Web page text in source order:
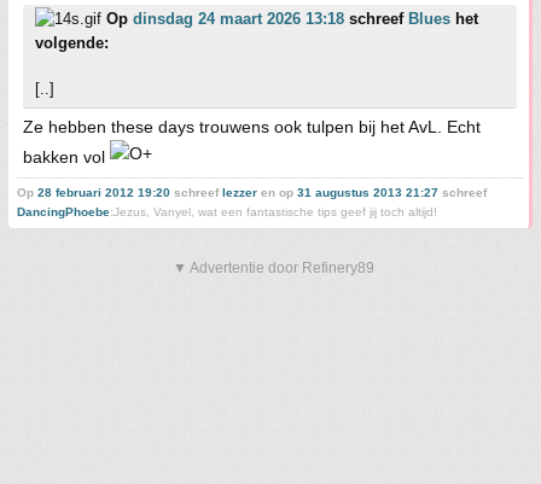
Op dinsdag 24 maart 2026 13:18 schreef Blues het
volgende:
[..]
Ze hebben these days trouwens ook tulpen bij het AvL. Echt
bakken vol
Op 28 februari 2012 19:20 schreeflezzer en op 31 augustus 2013 21:27 schreef
DancingPhoebe:Jezus, Vanyel, wat een fantastische tips geef jij toch altijd!
▼ Advertentie door Refinery89